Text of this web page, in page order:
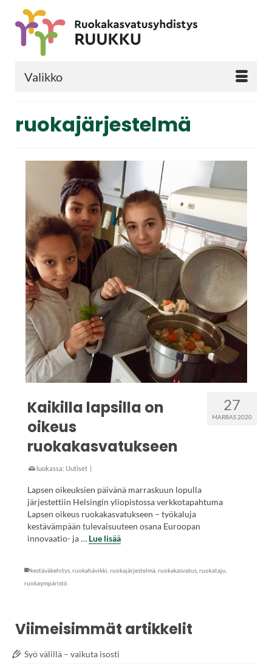
Valikko
ruokajärjestelmä
27
MARRAS 2020
Kaikilla lapsilla on
oikeus
ruokakasvatukseen
luokassa: Uutiset |
Lapsen oikeuksien päivänä marraskuun lopulla
järjestettiin Helsingin yliopistossa verkkotapahtuma
Lapsen oikeus ruokakasvatukseen – työkaluja
kestävämpään tulevaisuuteen osana Euroopan
innovaatio- ja … Lue lisää
kestäväkehitys ruokahävikki ruokajärjestelmä ruokakasvatus ruokataju
ruokaympäristö
Viimeisimmät artikkelit
Syö välillä – vaikuta isosti